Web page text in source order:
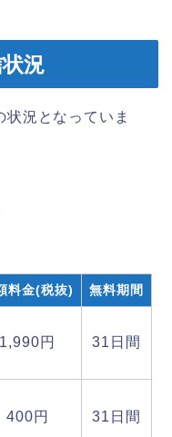
況
状況となっていま
料金(税抜) 無料期間
1,990円 31日間
400円 31日間